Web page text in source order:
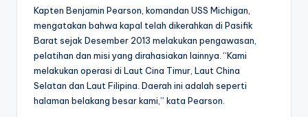
Kapten Benjamin Pearson, komandan USS Michigan,
mengatakan bahwa kapal telah dikerahkan di Pasifik
Barat sejak Desember 2013 melakukan pengawasan,
pelatihan dan misi yang dirahasiakan lainnya. “Kami
melakukan operasi di Laut Cina Timur, Laut China
Selatan dan Laut Filipina. Daerah ini adalah seperti
halaman belakang besar kami,” kata Pearson.